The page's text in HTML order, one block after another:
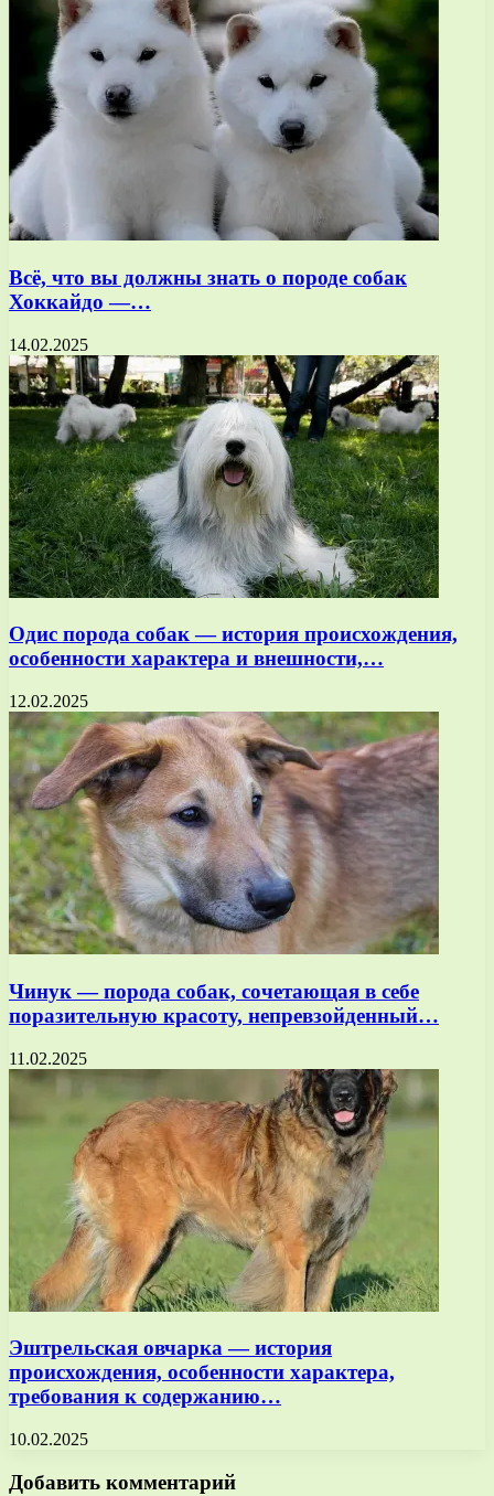
Всё, что вы должны знать о породе собак
Хоккайдо —…
14.02.2025
Одис порода собак — история происхождения,
особенности характера и внешности,…
12.02.2025
Чинук — порода собак, сочетающая в себе
поразительную красоту, непревзойденный…
11.02.2025
Эштрельская овчарка — история
происхождения, особенности характера,
требования к содержанию…
10.02.2025
Добавить комментарий